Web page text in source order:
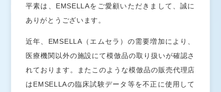
よくあるご質問
導入施設
プライバシーポリシー
お知らせ
エムセラ® とは
よくあるご質問
平素は、EMSELLAをご愛顧いただきまして、誠に
ありがとうございます。
近年、EMSELLA（エムセラ）の需要増加により、
医療機関以外の施設にて模倣品の取り扱いが確認さ
れております。またこのような模倣品の販売代理店
はEMSELLAの臨床試験データ等を不正に使用して